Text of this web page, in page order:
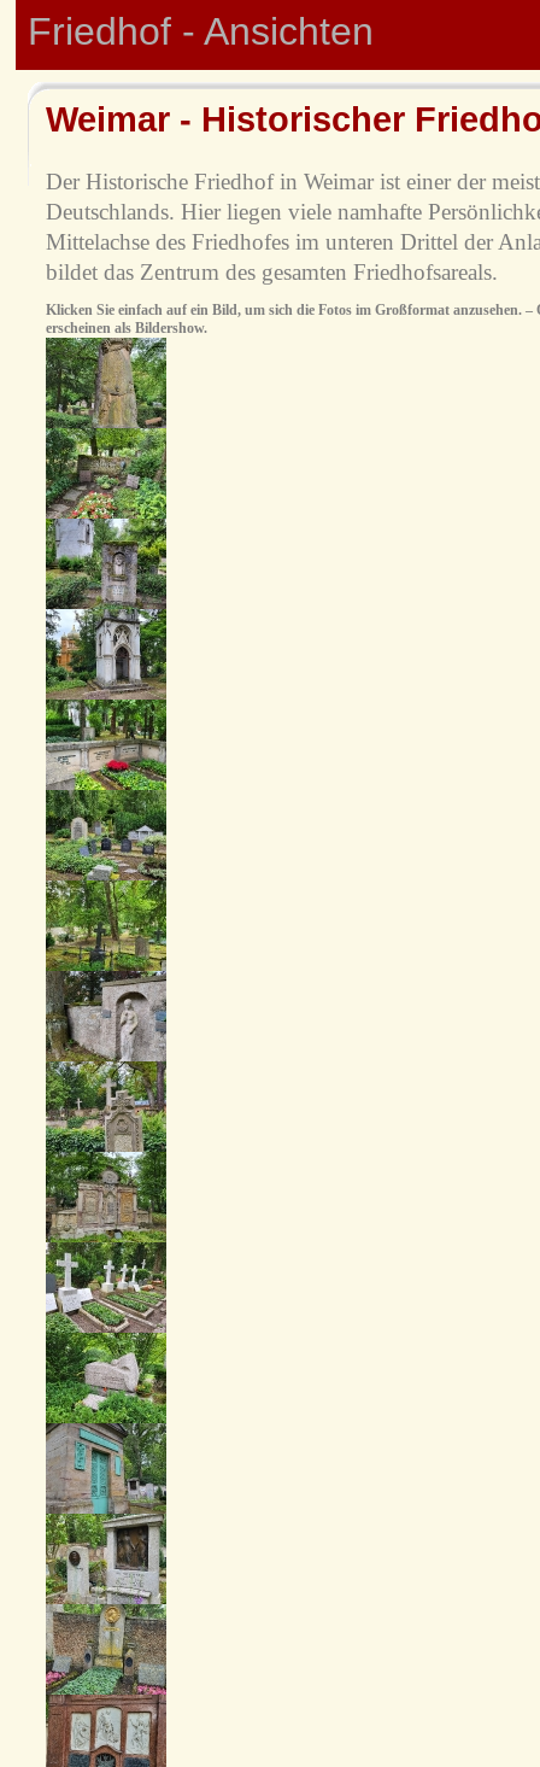
Friedhof - Ansichten
Weimar - Historischer
Der Historische Friedhof in Weimar ist einer der
Deutschlands. Hier liegen viele namhafte
Mittelachse des Friedhofes im unteren Drittel der
bildet das Zentrum des gesamten Friedhofsareals.
Klicken Sie einfach auf ein Bild, um sich die Fotos im Großformat anzusehen. –
erscheinen als Bildershow.